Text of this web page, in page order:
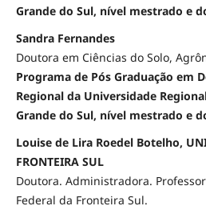
Grande do Sul, nível mestrado e
Sandra Fernandes
Doutora em Ciências do Solo,
Programa de Pós Graduação em
Regional da Universidade
Grande do Sul, nível mestrado e
Louise de Lira Roedel Botelho,
FRONTEIRA SUL
Doutora. Administradora.
Federal da Fronteira Sul.